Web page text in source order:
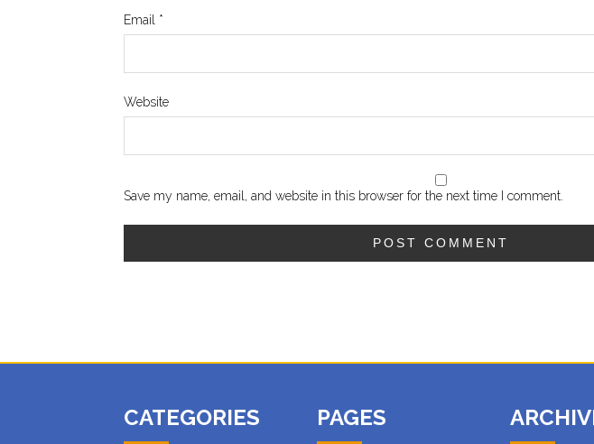
Email *
Website
Save my name, email, and website in this browser for the next time I comment.
CATEGORIES PAGES